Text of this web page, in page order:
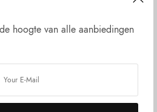
hoogte van alle aanbiedingen
100% fair wear. Regular fit.190
selecteer eerst de maat en klik